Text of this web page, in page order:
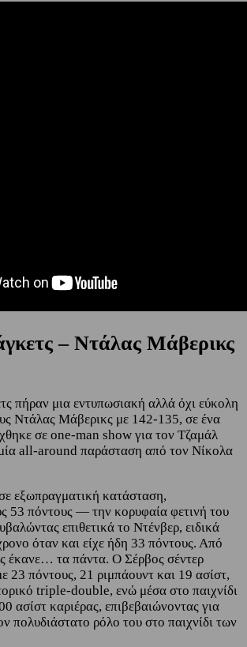
– Ντάλας Μάβερικς
πήραν μια εντυπωσιακή αλλά όχι εύκολη
Ντάλας Μάβερικς με 142-135, σε ένα
σε one-man show για τον Τζαμάλ
all-around παράσταση από τον Νίκολα
εξωπραγματική κατάσταση,
53 πόντους — την κορυφαία φετινή του
επιθετικά το Ντένβερ, ειδικά
όταν και είχε ήδη 33 πόντους. Από
έκανε… τα πάντα. Ο Σέρβος σέντερ
23 πόντους, 21 ριμπάουντ και 19 ασίστ,
triple-double, ενώ μέσα στο παιχνίδι
ασίστ καριέρας, επιβεβαιώνοντας για
πολυδιάστατο ρόλο του στο παιχνίδι των